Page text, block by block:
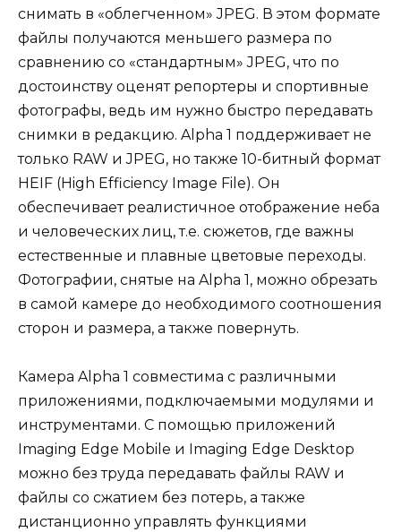
снимать в «облегченном» JPEG. В этом формате
файлы получаются меньшего размера по
сравнению со «стандартным» JPEG, что по
достоинству оценят репортеры и спортивные
фотографы, ведь им нужно быстро передавать
снимки в редакцию. Alpha 1 поддерживает не
только RAW и JPEG, но также 10-битный формат
HEIF (High Efficiency Image File). Он
обеспечивает реалистичное отображение неба
и человеческих лиц, т.е. сюжетов, где важны
естественные и плавные цветовые переходы.
Фотографии, снятые на Alpha 1, можно обрезать
в самой камере до необходимого соотношения
сторон и размера, а также повернуть.
Камера Alpha 1 совместима с различными
приложениями, подключаемыми модулями и
инструментами. С помощью приложений
Imaging Edge Mobile и Imaging Edge Desktop
можно без труда передавать файлы RAW и
файлы со сжатием без потерь, а также
дистанционно управлять функциями